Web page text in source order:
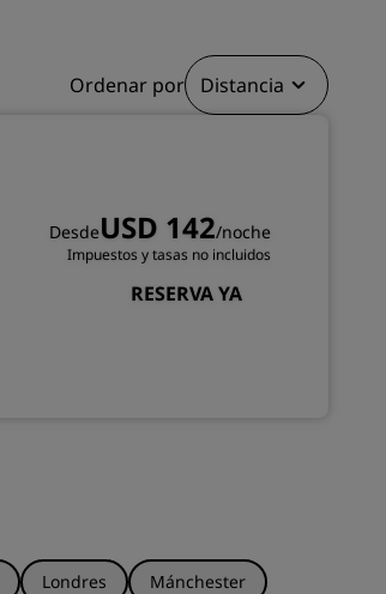
Ordenar por Distancia
DesdeUSD 142/noche
Impuestos y tasas no incluidos
RESERVA YA
Londres
Mánchester